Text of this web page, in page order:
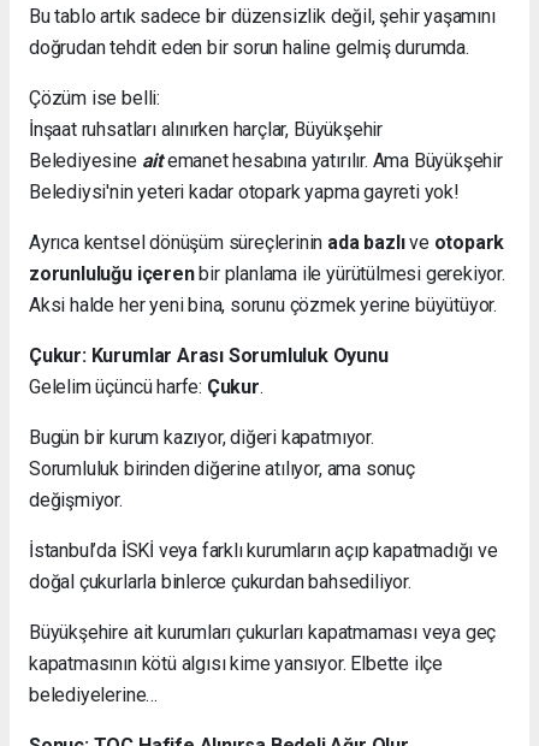
Bu tablo artık sadece bir düzensizlik değil, şehir yaşamını
doğrudan tehdit eden bir sorun haline gelmiş durumda.
Çözüm ise belli:
İnşaat ruhsatları alınırken harçlar, Büyükşehir
Belediyesine aitemanet hesabına yatırılır. Ama Büyükşehir
Belediysi'nin yeteri kadar otopark yapma gayreti yok!
Ayrıca kentsel dönüşüm süreçlerinin ada bazlıve otopark
zorunluluğu içerenbir planlama ile yürütülmesi gerekiyor.
Aksi halde her yeni bina, sorunu çözmek yerine büyütüyor.
Çukur: Kurumlar Arası Sorumluluk Oyunu
Gelelim üçüncü harfe: Çukur.
Bugün bir kurum kazıyor, diğeri kapatmıyor.
Sorumluluk birinden diğerine atılıyor, ama sonuç
değişmiyor.
İstanbul’da İSKİ veya farklı kurumların açıp kapatmadığı ve
doğal çukurlarla binlerce çukurdan bahsediliyor.
Büyükşehire ait kurumları çukurları kapatmaması veya geç
kapatmasının kötü algısı kime yansıyor. Elbette ilçe
belediyelerine…